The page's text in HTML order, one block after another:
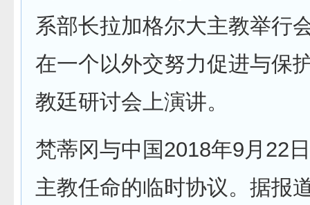
系部长拉加格尔大主教举行
在一个以外交努力促进与保
教廷研讨会上演讲。
梵蒂冈与中国2018年9月22
主教任命的临时协议。据报